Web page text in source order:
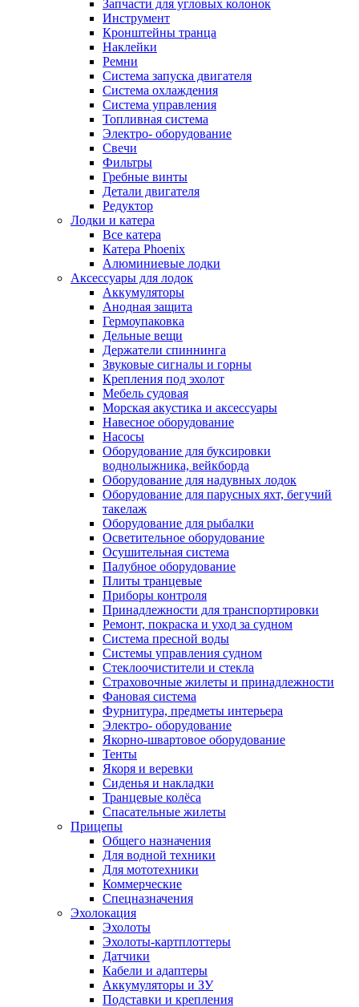
Запчасти для угловых колонок
Инструмент
Кронштейны транца
Наклейки
Ремни
Система запуска двигателя
Система охлаждения
Система управления
Топливная система
Электро- оборудование
Свечи
Фильтры
Гребные винты
Детали двигателя
Редуктор
Лодки и катера
Все катера
Катера Phoenix
Алюминиевые лодки
Аксессуары для лодок
Аккумуляторы
Анодная защита
Гермоупаковка
Дельные вещи
Держатели спиннинга
Звуковые сигналы и горны
Крепления под эхолот
Мебель судовая
Морская акустика и аксессуары
Навесное оборудование
Насосы
Оборудование для буксировки
воднолыжника, вейкборда
Оборудование для надувных лодок
Оборудование для парусных яхт, бегучий
такелаж
Оборудование для рыбалки
Осветительное оборудование
Осушительная система
Палубное оборудование
Плиты транцевые
Приборы контроля
Принадлежности для транспортировки
Ремонт, покраска и уход за судном
Система пресной воды
Системы управления судном
Стеклоочистители и стекла
Страховочные жилеты и принадлежности
Фановая система
Фурнитура, предметы интерьера
Электро- оборудование
Якорно-швартовое оборудование
Тенты
Якоря и веревки
Сиденья и накладки
Транцевые колёса
Спасательные жилеты
Прицепы
Общего назначения
Для водной техники
Для мототехники
Коммерческие
Спецназначения
Эхолокация
Эхолоты
Эхолоты-картплоттеры
Датчики
Кабели и адаптеры
Аккумуляторы и ЗУ
Подставки и крепления